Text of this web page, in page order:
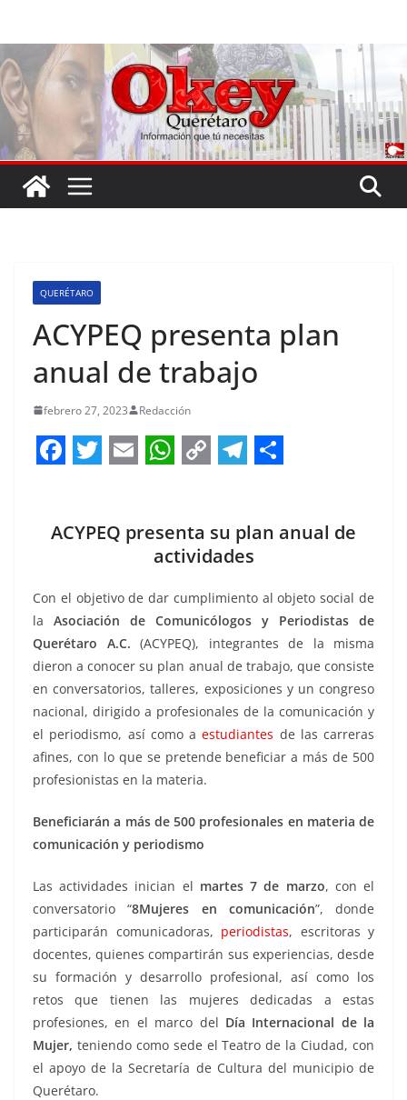
contenido
QUERÉTARO
ACYPEQ presenta plan
anual de trabajo
febrero 27, 2023 Redacción
b
o
o
k
i
t
e
r
a
l
a
t
s
A
p
p
p
y
L
i
n
k
l
e
g
r
a
m
a
e
ACYPEQ presenta su plan anual de
actividades
Con el objetivo de dar cumplimiento al objeto social de
la Asociación de Comunicólogos y Periodistas de
Querétaro A.C. (ACYPEQ), integrantes de la misma
dieron a conocer su plan anual de trabajo, que consiste
en conversatorios, talleres, exposiciones y un congreso
nacional, dirigido a profesionales de la comunicación y
el periodismo, así como aestudiantes de las carreras
afines, con lo que se pretende beneficiar a más de 500
profesionistas en la materia.
Beneficiarán a más de 500 profesionales en materia de
comunicación y periodismo
Las actividades inician el martes 7 de marzo, con el
conversatorio “8Mujeres en comunicación”, donde
participarán comunicadoras, periodistas, escritoras y
docentes, quienes compartirán sus experiencias, desde
su formación y desarrollo profesional, así como los
retos que tienen las mujeres dedicadas a estas
profesiones, en el marco del Día Internacional de la
Mujer, teniendo como sede el Teatro de la Ciudad, con
el apoyo de la Secretaría de Cultura del municipio de
Querétaro.